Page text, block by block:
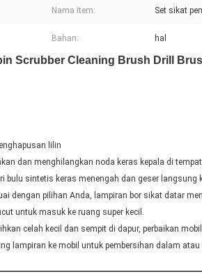
Nama Item: Set sikat
Bahan: hal
Scrubber Cleaning Brush Drill
lilin
dan menghilangkan noda keras kepala di
sintetis keras menengah dan geser langsung
dengan pilihan Anda, lampiran bor sikat datar
untuk masuk ke ruang super kecil.
celah kecil dan sempit di dapur, perbaikan
lampiran ke mobil untuk pembersihan dalam atau